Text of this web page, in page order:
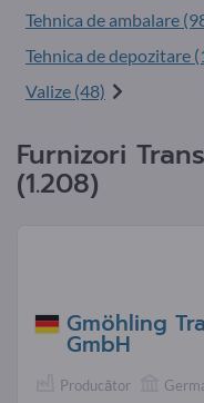
Tehnica de ambalare
Tehnica de depozitare
Valize (48)
Furnizori
(1.208)
Gmöhling
GmbH
Producător